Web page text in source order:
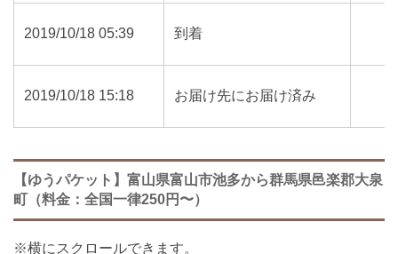
2019/10/18 05:39 到着
2019/10/18 15:18 お届け先にお届け済み
【ゆうパケット】富山県富山市池多から群馬県邑楽郡大泉
町（料金：全国一律250円〜）